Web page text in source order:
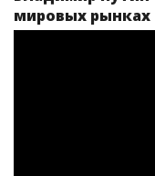
мировых рынках